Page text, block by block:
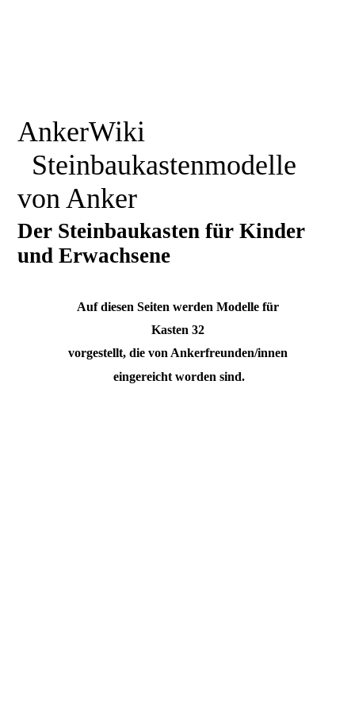
AnkerWiki
Steinbaukastenmodelle
von Anker
Der Steinbaukasten für Kinder
und Erwachsene
Auf diesen Seiten werden Modelle für
Kasten 32
vorgestellt, die von Ankerfreunden/innen
eingereicht worden sind.